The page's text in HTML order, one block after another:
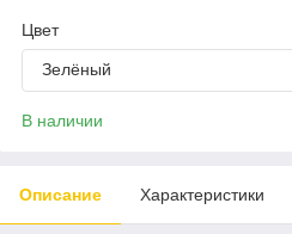
Цвет
Зелёный
В наличии
Описание Характеристики